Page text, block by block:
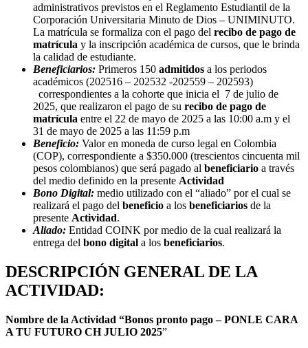
administrativos previstos en el Reglamento Estudiantil de la
Corporación Universitaria Minuto de Dios – UNIMINUTO.
La matrícula se formaliza con el pago del recibo de pago de
matrícula y la inscripción académica de cursos, que le brinda
la calidad de estudiante.
Beneficiarios: Primeros 150 admitidos a los periodos
académicos (202516 – 202532 -202559 – 202593)
correspondientes a la cohorte que inicia el 7 de julio de
2025, que realizaron el pago de su recibo de pago de
matrícula entre el 22 de mayo de 2025 a las 10:00 a.m y el
31 de mayo de 2025 a las 11:59 p.m
Beneficio: Valor en moneda de curso legal en Colombia
(COP), correspondiente a $350.000 (trescientos cincuenta mil
pesos colombianos) que será pagado al beneficiario a través
del medio definido en la presente Actividad
Bono Digital: medio utilizado con el “aliado” por el cual se
realizará el pago del beneficio a los beneficiarios de la
presente Actividad.
Aliado: Entidad COINK por medio de la cual realizará la
entrega del bono digital a los beneficiarios.
DESCRIPCIÓN GENERAL DE LA
ACTIVIDAD:
Nombre de la Actividad “Bonos pronto pago –PONLE CARA
A TU FUTURO CH JULIO 2025”